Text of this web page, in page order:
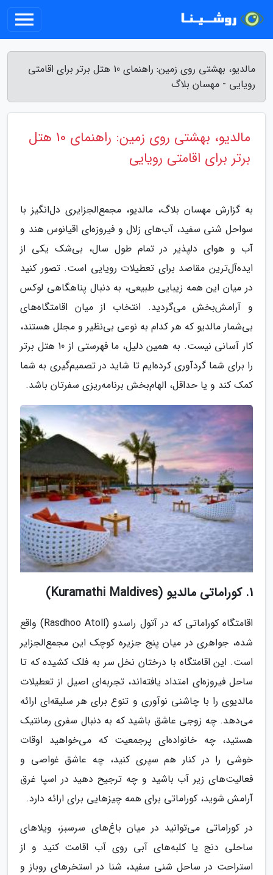
مالدیو، بهشتی روی زمین: راهنمای 10 هتل برتر برای اقامتی
رویایی - مهسان بلاگ
مالدیو، بهشتی روی زمین: راهنمای 10 هتل
برتر برای اقامتی رویایی
به گزارش مهسان بلاگ، مالدیو، مجمع‌الجزایری دل‌انگیز با
سواحل شنی سفید، آب‌های زلال و فیروزه‌ای اقیانوس هند و
آب و هوای دلپذیر در تمام طول سال، بی‌شک یکی از
ایده‌آل‌ترین مقاصد برای تعطیلات رویایی است. تصور کنید
در میان این همه زیبایی طبیعی، به دنبال پناهگاهی لوکس
و آرامش‌بخش می‌گردید. انتخاب از میان اقامتگاه‌های
بی‌شمار مالدیو که هر کدام به نوعی بی‌نظیر و مجلل هستند،
کار آسانی نیست. به همین دلیل، ما فهرستی از 10 هتل برتر
را برای شما گردآوری کرده‌ایم تا شاید در تصمیم‌گیری به شما
کمک کند و یا حداقل، الهام‌بخش برنامه‌ریزی سفرتان باشد.
1. کوراماتی مالدیو (Kuramathi Maldives)
اقامتگاه کوراماتی که در آتول راسدو (Rasdhoo Atoll) واقع
شده، جواهری در میان پنج جزیره کوچک این مجمع‌الجزایر
است. این اقامتگاه با درختان نخل سر به فلک کشیده که تا
ساحل فیروزه‌ای امتداد یافته‌اند، تجربه‌ای اصیل از تعطیلات
مالدیوی را با چاشنی نوآوری و تنوع برای هر سلیقه‌ای ارائه
می‌دهد. چه زوجی عاشق باشید که به دنبال سفری رمانتیک
هستید، چه خانواده‌ای پرجمعیت که می‌خواهید اوقات
خوشی را در کنار هم سپری کنید، چه عاشق غواصی و
فعالیت‌های زیر آب باشید و چه ترجیح دهید در اسپا غرق
آرامش شوید، کوراماتی برای همه چیزهایی برای ارائه دارد.
در کوراماتی می‌توانید در میان باغ‌های سرسبز، ویلاهای
ساحلی دنج یا کلبه‌های آبی روی آب اقامت کنید و از
استراحت در ساحل شنی سفید، شنا در استخرهای روباز و